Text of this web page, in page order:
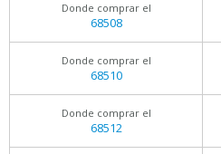
Donde comprar el
68508
Donde comprar el
68510
Donde comprar el
68512